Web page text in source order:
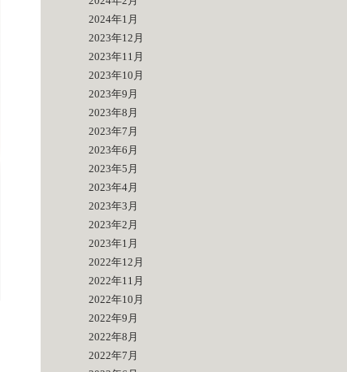
2024年1月
2023年12月
2023年11月
2023年10月
2023年9月
2023年8月
2023年7月
2023年6月
2023年5月
2023年4月
2023年3月
2023年2月
2023年1月
2022年12月
2022年11月
2022年10月
2022年9月
2022年8月
2022年7月